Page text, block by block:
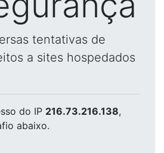
tentativas de
a sites hospedados
do IP 216.73.216.138,
abaixo.